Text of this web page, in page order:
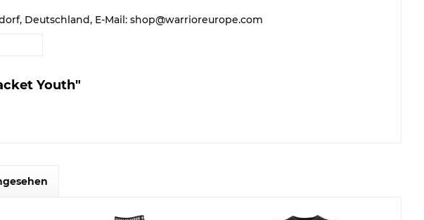
Deutschland, E-Mail: shop@warrioreurope.com
Youth"